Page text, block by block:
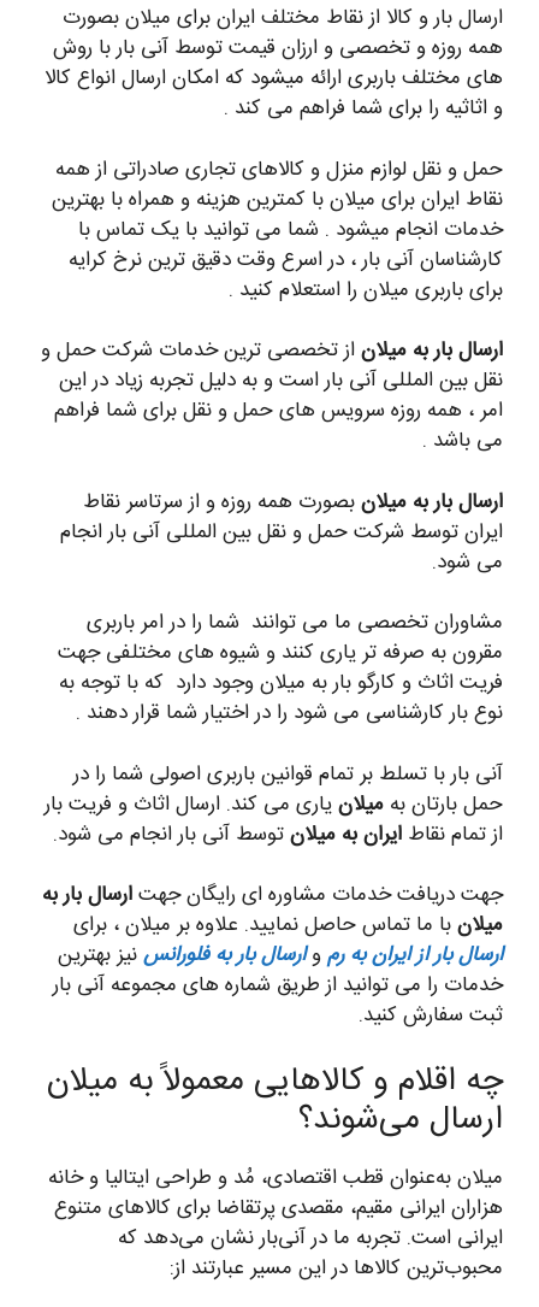
ارسال بار و کالا از نقاط مختلف ایران برای میلان بصورت
همه روزه و تخصصی و ارزان قیمت توسط آنی بار با روش
های مختلف باربری ارائه میشود که امکان ارسال انواع کالا
و اثاثیه را برای شما فراهم می کند .
حمل و نقل لوازم منزل و کالاهای تجاری صادراتی از همه
نقاط ایران برای میلان با کمترین هزینه و همراه با بهترین
خدمات انجام میشود . شما می توانید با یک تماس با
کارشناسان آنی بار ، در اسرع وقت دقیق ترین نرخ کرایه
برای باربری میلان را استعلام کنید .
ارسال بار به میلاناز تخصصی ترین خدمات شرکت حمل و
نقل بین المللی آنی بار است و به دلیل تجربه زیاد در این
امر ، همه روزه سرویس های حمل و نقل برای شما فراهم
می باشد .
ارسال بار به میلانبصورت همه روزه و از سرتاسر نقاط
ایران توسط شرکت حمل و نقل بین المللی آنی بار انجام
می شود.
مشاوران تخصصی ما می توانند شما را در امر باربری
مقرون به صرفه تر یاری کنند و شیوه های مختلفی جهت
فریت اثاث و کارگو بار به میلان وجود دارد که با توجه به
نوع بار کارشناسی می شود را در اختیار شما قرار دهند .
آنی بار با تسلط بر تمام قوانین باربری اصولی شما را در
حمل بارتان به میلانیاری می کند. ارسال اثاث و فریت بار
از تمام نقاط ایران به میلانتوسط آنی بار انجام می شود.
جهت دریافت خدمات مشاوره ای رایگان جهتارسال بار به
میلانبا ما تماس حاصل نمایید. علاوه بر میلان ، برای
ارسال بار از ایران به رموارسال بار به فلورانسنیز بهترین
خدمات را می توانید از طریق شماره های مجموعه آنی بار
ثبت سفارش کنید.
چه اقلام و کالاهایی معمولاً به میلان
ارسال می‌شوند؟
میلان به‌عنوان قطب اقتصادی، مُد و طراحی ایتالیا و خانه
هزاران ایرانی مقیم، مقصدی پرتقاضا برای کالاهای متنوع
ایرانی است. تجربه ما در آنی‌بار نشان می‌دهد که
محبوب‌ترین کالاها در این مسیر عبارتند از: